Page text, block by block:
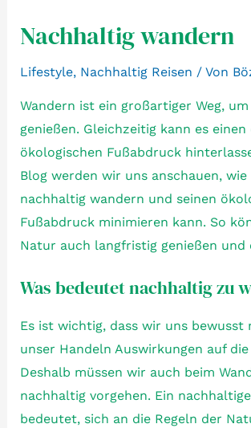
Nachhaltig wandern
Lifestyle, Nachhaltig Reisen / Von
Wandern ist ein großartiger Weg,
genießen. Gleichzeitig kann es
ökologischen Fußabdruck
Blog werden wir uns anschauen, wie
nachhaltig wandern und seinen
Fußabdruck minimieren kann. So
Natur auch langfristig genießen und
Was bedeutet nachhaltig zu
Es ist wichtig, dass wir uns bewusst
unser Handeln Auswirkungen auf
Deshalb müssen wir auch beim
nachhaltig vorgehen. Ein
bedeutet, sich an die Regeln der